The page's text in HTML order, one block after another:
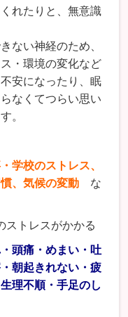
れたりと、無意識
ない神経のため、
・環境の変化など
安になったり、眠
なくてつらい思い
。
学校のストレス、
慣、気候の変動 な
トレスがかかる
頭痛・めまい・吐
朝起きれない・疲
理不順・手足のし